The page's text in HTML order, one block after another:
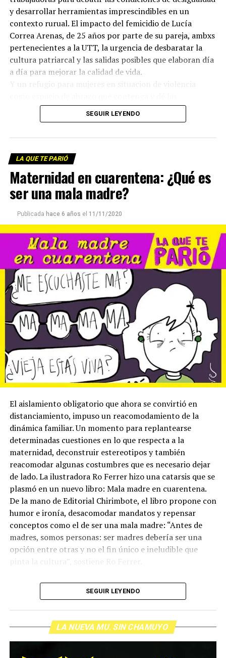
y desarrollar herramientas imprescindibles en un
contexto rurual. El impacto del femicidio de Lucía
Correa Arenas, de 25 años por parte de su pareja, ambxs
pertenecientes a la UTT, la urgencia de desbaratar la
cultura patriarcal y las salidas posibles que elaboran día
a día para mejorar la calidad de vida.
respuestas que le siguen exigiendo al Estado.
Te invitamos a escuchar este nuevo episodio de LQTP
radio.
Descargar el archivo de audio
SEGUIR LEYENDO
LA QUE TE PARIÓ
Maternidad en cuarentena: ¿Qué es
ser una mala madre?
Publicada hace 6 años el 11/11/2020
El aislamiento obligatorio que ahora se convirtió en
distanciamiento, impuso un reacomodamiento de la
dinámica familiar. Un momento para replantearse
determinadas cuestiones en lo que respecta a la
maternidad, deconstruir estereotipos y también
reacomodar algunas costumbres que es necesario dejar
de lado. La ilustradora Ro Ferrer hizo una catarsis que se
plasmó en un nuevo libro: Mala madre en cuarentena.
De la mano de Editorial Chirimbote, el libro propone con
humor e ironía, desacomodar mandatos y repensar
conceptos como el de ser una mala madre: “Antes de
madres, somos personas: ser madres debería ser una
opción entre otras y no el fin único e ineludible que
En este nuevo programa de La que te parió, maternidad
en cuarentena, cómo lidiar con la culpa y el humor
como herramienta de nuevas construcciones.
Escuchá el programa completo y descargalo para tu
radio.
SEGUIR LEYENDO
LA NUEVA MU. SIN CHAMUYO